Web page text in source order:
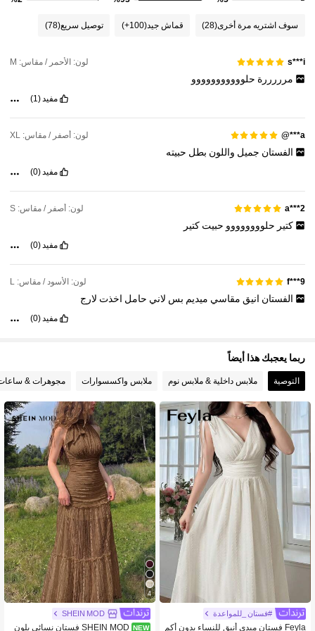
4.94
سوف اشتريه مرة أخرى(28) قماش جيد(100+) توصيل سريع(78)
s***i لون: الأحمر / مقاس: M
مرررررة حلووووووووووو
مفيد(1)
a***@ لون: أصفر / مقاس: XL
الفستان جميل واللون بطل حبيته
مفيد(0)
a***2 لون: أصفر / مقاس: S
كتير حلوووووووو حبيت كتير
مفيد(0)
f***9 لون: الأسود / مقاس: L
الفستان انيق مقاسي ميديم بس لاني حامل اخذت لارج
مفيد(0)
ربما يعجبك هذا أيضاً
التوصية ملابس داخلية & ملابس نوم ملابس واكسسوارات مجوهرات &
#فستان _للمواعدة
Feyla فستان ميدي أنيق للنساء بدون أكم
4
SHEIN MOD
NEW
SHEIN MOD فستان نسائي بلون